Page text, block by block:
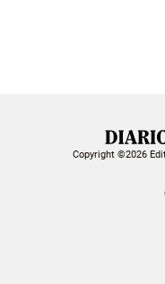
Copyright ©2026